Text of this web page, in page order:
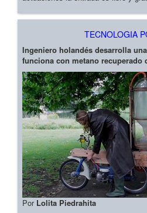
TECNOLOGIA
Ingeniero holandés desarrolla
funciona con metano recuperado
Por Lolita Piedrahita